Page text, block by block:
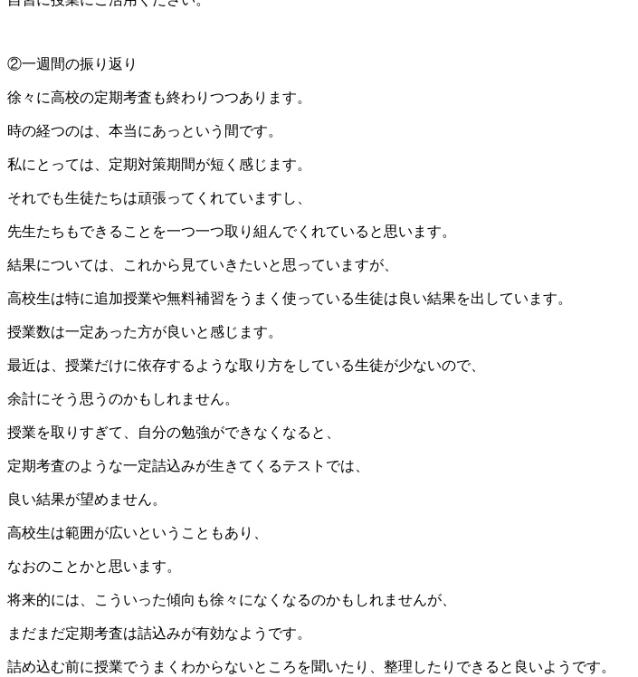
②一週間の振り返り
徐々に高校の定期考査も終わりつつあります。
時の経つのは、本当にあっという間です。
私にとっては、定期対策期間が短く感じます。
それでも生徒たちは頑張ってくれていますし、
先生たちもできることを一つ一つ取り組んでくれていると思います。
結果については、これから見ていきたいと思っていますが、
高校生は特に追加授業や無料補習をうまく使っている生徒は良い結果を出しています。
授業数は一定あった方が良いと感じます。
最近は、授業だけに依存するような取り方をしている生徒が少ないので、
余計にそう思うのかもしれません。
授業を取りすぎて、自分の勉強ができなくなると、
定期考査のような一定詰込みが生きてくるテストでは、
良い結果が望めません。
高校生は範囲が広いということもあり、
なおのことかと思います。
将来的には、こういった傾向も徐々になくなるのかもしれませんが、
まだまだ定期考査は詰込みが有効なようです。
詰め込む前に授業でうまくわからないところを聞いたり、整理したりできると良いようです。